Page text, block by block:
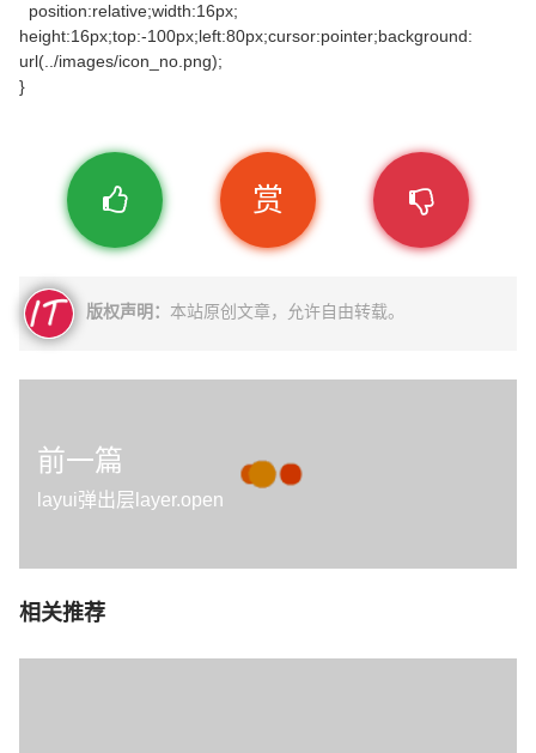
position:relative;width:16px;
height:16px;top:-100px;left:80px;cursor:pointer;background:
url(../images/icon_no.png);
}
赏
版权声明： 本站原创文章，允许自由转载。
前一篇
layui弹出层layer.open
相关推荐